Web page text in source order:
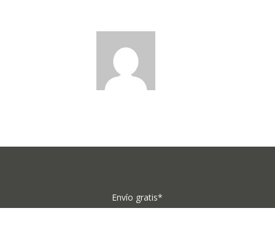
Envío gratis*